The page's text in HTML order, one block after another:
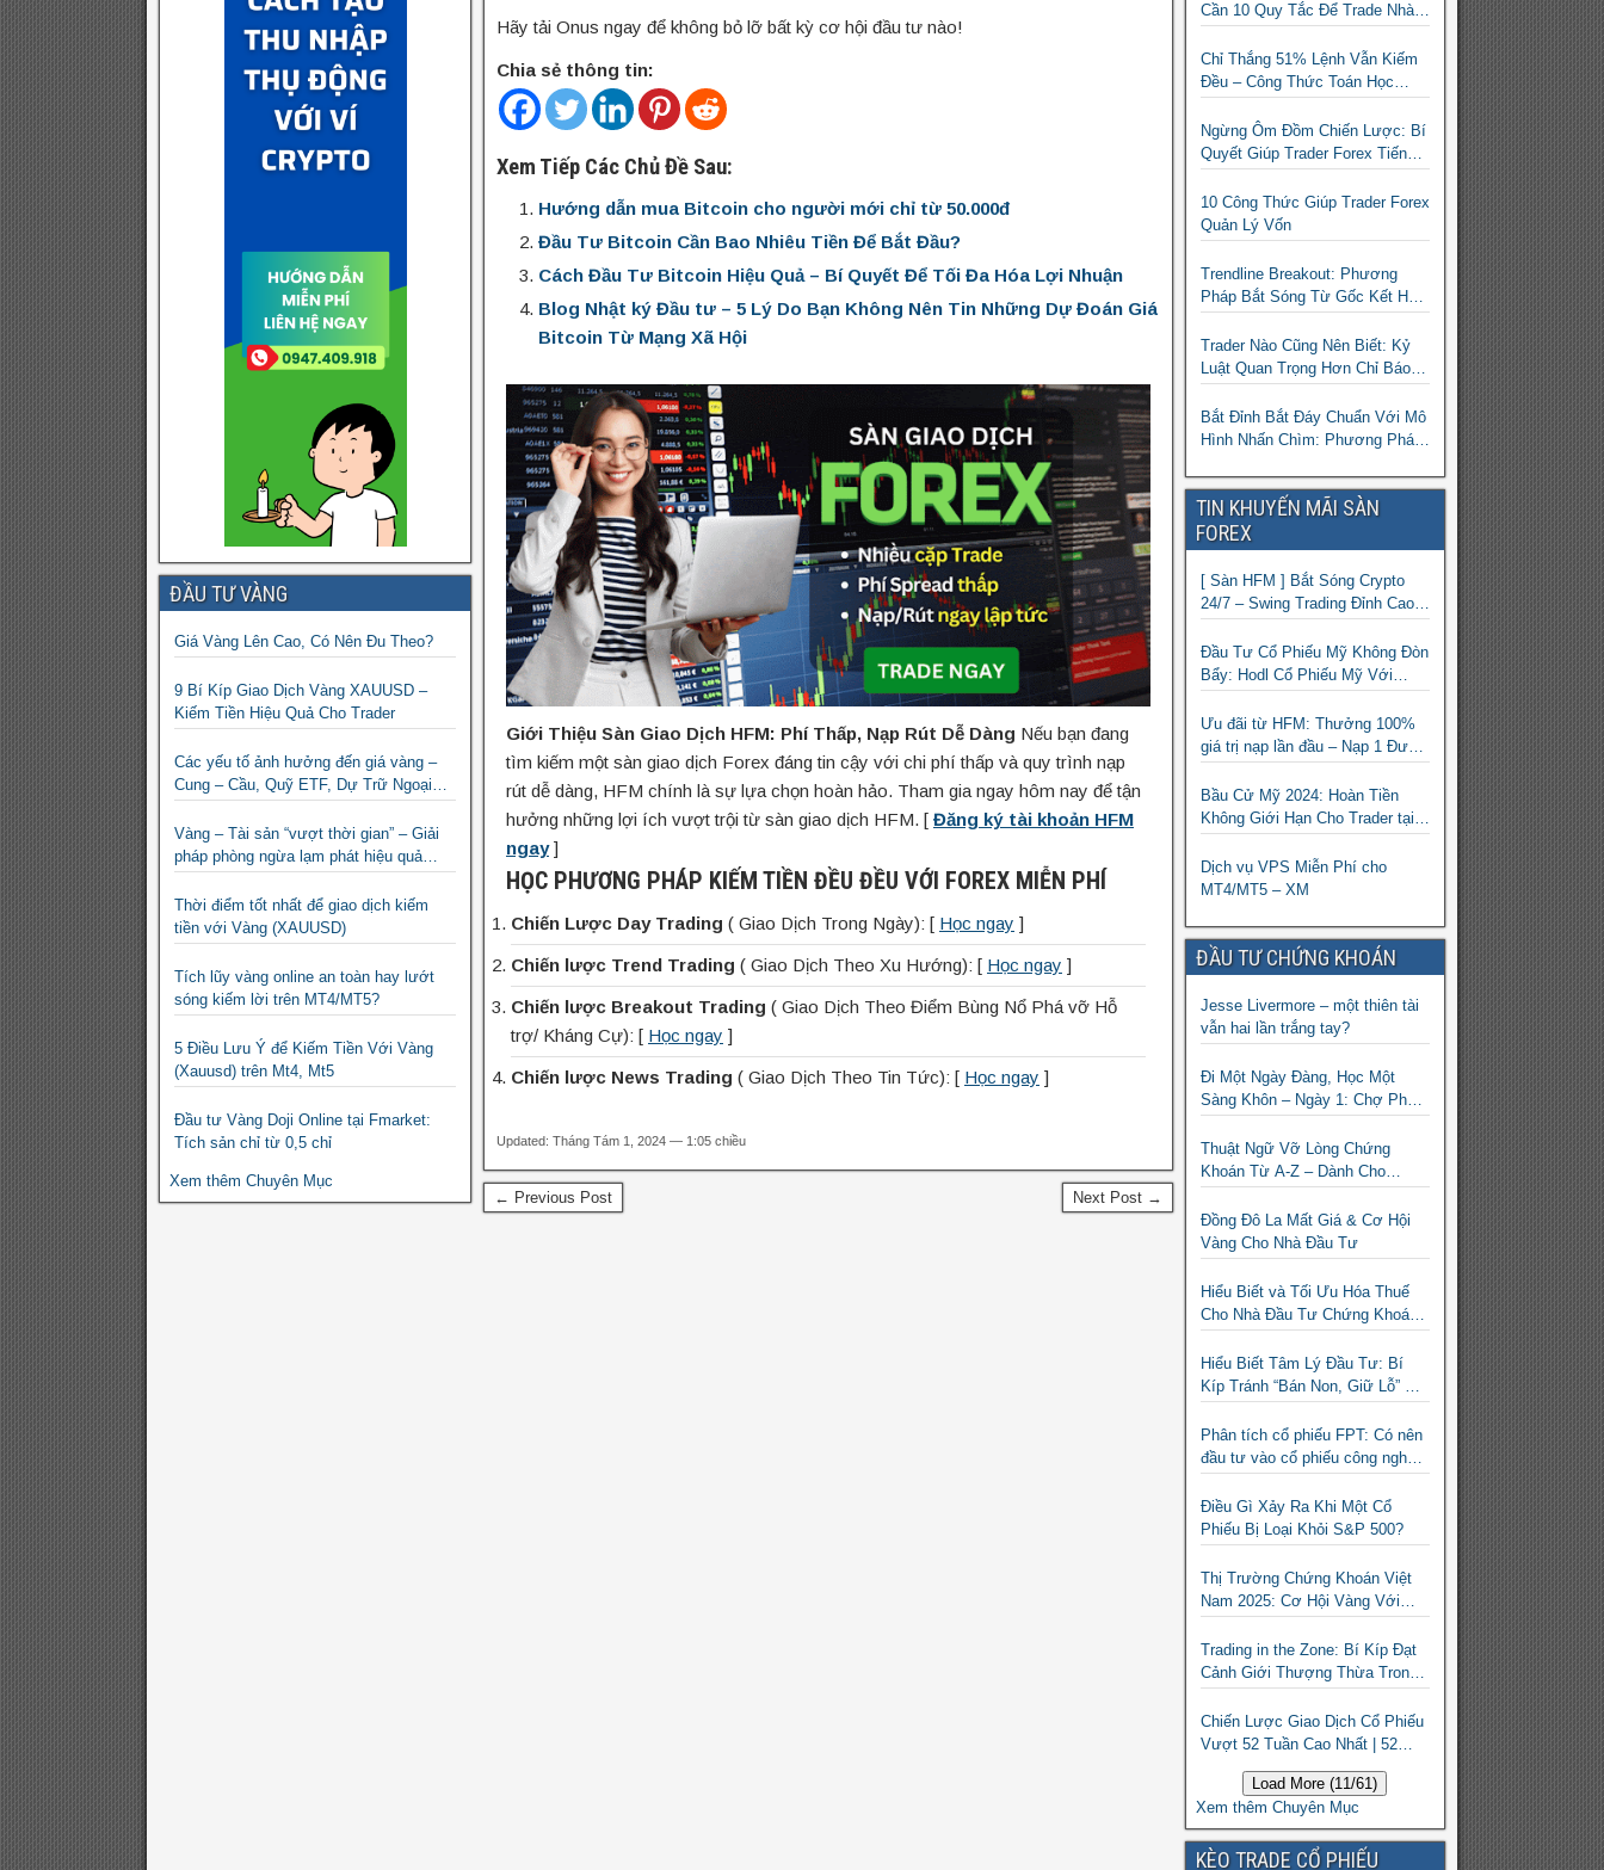
Hãy tải Onus ngay để không bỏ lỡ bất kỳ cơ hội đầu tư nào!
Chia sẻ thông tin:
Xem Tiếp Các Chủ Đề Sau:
Hướng dẫn mua Bitcoin cho người mới chỉ từ 50.000đ
Đầu Tư Bitcoin Cần Bao Nhiêu Tiền Để Bắt Đầu?
Cách Đầu Tư Bitcoin Hiệu Quả – Bí Quyết Để Tối Đa Hóa Lợi Nhuận
Blog Nhật ký Đầu tư – 5 Lý Do Bạn Không Nên Tin Những Dự Đoán Giá
Bitcoin Từ Mạng Xã Hội
Giới Thiệu Sàn Giao Dịch HFM: Phí Thấp, Nạp Rút Dễ Dàng Nếu bạn đang
tìm kiếm một sàn giao dịch Forex đáng tin cậy với chi phí thấp và quy trình nạp
rút dễ dàng, HFM chính là sự lựa chọn hoàn hảo. Tham gia ngay hôm nay để tận
hưởng những lợi ích vượt trội từ sàn giao dịch HFM. [ Đăng ký tài khoản HFM
ngay]
HỌC PHƯƠNG PHÁP KIẾM TIỀN ĐỀU ĐỀU VỚI FOREX MIỄN PHÍ
Chiến Lược Day Trading ( Giao Dịch Trong Ngày): [ Học ngay ]
Chiến lược Trend Trading ( Giao Dịch Theo Xu Hướng): [ Học ngay ]
Chiến lược Breakout Trading ( Giao Dịch Theo Điểm Bùng Nổ Phá vỡ Hỗ
trợ/ Kháng Cự): [ Học ngay ]
Chiến lược News Trading ( Giao Dịch Theo Tin Tức): [ Học ngay ]
Updated: Tháng Tám 1, 2024 — 1:05 chiều
← Previous Post Next Post →
ĐẦU TƯ VÀNG
Giá Vàng Lên Cao, Có Nên Đu Theo?
9 Bí Kíp Giao Dịch Vàng XAUUSD –
Kiếm Tiền Hiệu Quả Cho Trader
Các yếu tố ảnh hưởng đến giá vàng –
Cung – Cầu, Quỹ ETF, Dự Trữ Ngoại
Vàng – Tài sản “vượt thời gian” – Giải
pháp phòng ngừa lạm phát hiệu quả
Thời điểm tốt nhất để giao dịch kiếm
tiền với Vàng (XAUUSD)
Tích lũy vàng online an toàn hay lướt
sóng kiếm lời trên MT4/MT5?
5 Điều Lưu Ý để Kiếm Tiền Với Vàng
(Xauusd) trên Mt4, Mt5
Đầu tư Vàng Doji Online tại Fmarket:
Tích sản chỉ từ 0,5 chỉ
Xem thêm Chuyên Mục
Cần 10 Quy Tắc Để Trade Nhàn
Chỉ Thắng 51% Lệnh Vẫn Kiếm
Đều – Công Thức Toán Học
Thắng Nhiều Lệnh
Ngừng Ôm Đồm Chiến Lược: Bí
Quyết Giúp Trader Forex Tiến
10 Công Thức Giúp Trader Forex
Quản Lý Vốn
Trendline Breakout: Phương
Pháp Bắt Sóng Từ Gốc Kết Hợp
Trader Forex
Trader Nào Cũng Nên Biết: Kỷ
Luật Quan Trọng Hơn Chỉ Báo
Bắt Đỉnh Bắt Đáy Chuẩn Với Mô
Hình Nhấn Chìm: Phương Pháp
Mọi Trader
TIN KHUYẾN MÃI SÀN
FOREX
[ Sàn HFM ] Bắt Sóng Crypto
24/7 – Swing Trading Đỉnh Cao
Đầu Tư Cổ Phiếu Mỹ Không Đòn
Bẩy: Hodl Cổ Phiếu Mỹ Với
Đều Đều | cổ phiếu CFD
Ưu đãi từ HFM: Thưởng 100%
giá trị nạp lần đầu – Nạp 1 Được
Ngay!
Bầu Cử Mỹ 2024: Hoàn Tiền
Không Giới Hạn Cho Trader tại
Dịch vụ VPS Miễn Phí cho
MT4/MT5 – XM
ĐẦU TƯ CHỨNG KHOÁN
Jesse Livermore – một thiên tài
vẫn hai lần trắng tay?
Đi Một Ngày Đàng, Học Một
Sàng Khôn – Ngày 1: Chợ Phố
Thuật Ngữ Vỡ Lòng Chứng
Khoán Từ A-Z – Dành Cho
Đồng Đô La Mất Giá & Cơ Hội
Vàng Cho Nhà Đầu Tư
Hiểu Biết và Tối Ưu Hóa Thuế
Cho Nhà Đầu Tư Chứng Khoán
Hiểu Biết Tâm Lý Đầu Tư: Bí
Kíp Tránh “Bán Non, Giữ Lỗ” Để
Chứng Khoán
Phân tích cổ phiếu FPT: Có nên
đầu tư vào cổ phiếu công nghệ
Điều Gì Xảy Ra Khi Một Cổ
Phiếu Bị Loại Khỏi S&P 500?
Thị Trường Chứng Khoán Việt
Nam 2025: Cơ Hội Vàng Với
Trading in the Zone: Bí Kíp Đạt
Cảnh Giới Thượng Thừa Trong
Chiến Lược Giao Dịch Cổ Phiếu
Vượt 52 Tuần Cao Nhất | 52
Week High | Stock Screener
Load More (11/61)
Xem thêm Chuyên Mục
KÈO TRADE CỔ PHIẾU